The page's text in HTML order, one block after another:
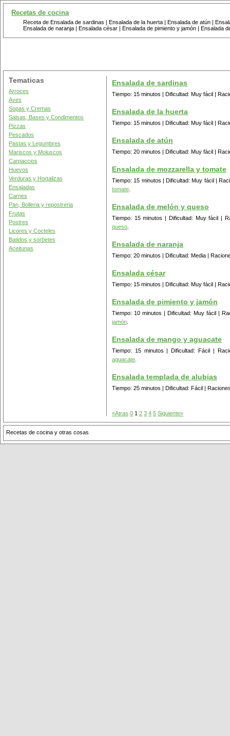
Recetas de cocina
Receta de Ensalada de sardinas | Ensalada de la huerta | Ensalada de atún |
Ensalada de naranja | Ensalada césar | Ensalada de pimiento y jamón | Ensalada
Tematicas
Arroces
Aves
Sopas y Cremas
Salsas, Bases y Condimentos
Pizzas
Pescados
Pastas y Legumbres
Mariscos y Moluscos
Carpaccios
Huevos
Verduras y Hortalizas
Ensaladas
Carnes
Pan, Bolleria y repostreria
Frutas
Postres
Licores y Cocteles
Batidos y sorbetes
Aceitunas
Ensalada de sardinas
Tiempo: 15 minutos | Dificultad: Muy fácil |
Ensalada de la huerta
Tiempo: 15 minutos | Dificultad: Muy fácil |
Ensalada de atún
Tiempo: 20 minutos | Dificultad: Muy fácil |
Ensalada de mozzarella y tomate
Tiempo: 15 minutos | Dificultad: Muy fácil |
tomate
Ensalada de melón y queso
Tiempo: 15 minutos | Dificultad: Muy fácil |
queso
Ensalada de naranja
Tiempo: 20 minutos | Dificultad: Media |
Ensalada césar
Tiempo: 15 minutos | Dificultad: Muy fácil |
Ensalada de pimiento y jamón
Tiempo: 10 minutos | Dificultad: Muy fácil |
jamón
Ensalada de mango y aguacate
Tiempo: 15 minutos | Dificultad: Fácil |
aguacate
Ensalada templada de alubias
Tiempo: 25 minutos | Dificultad: Fácil |
«Atras 0 1 2 3 4 5 Siguiente»
Recetas de cocina y otras cosas